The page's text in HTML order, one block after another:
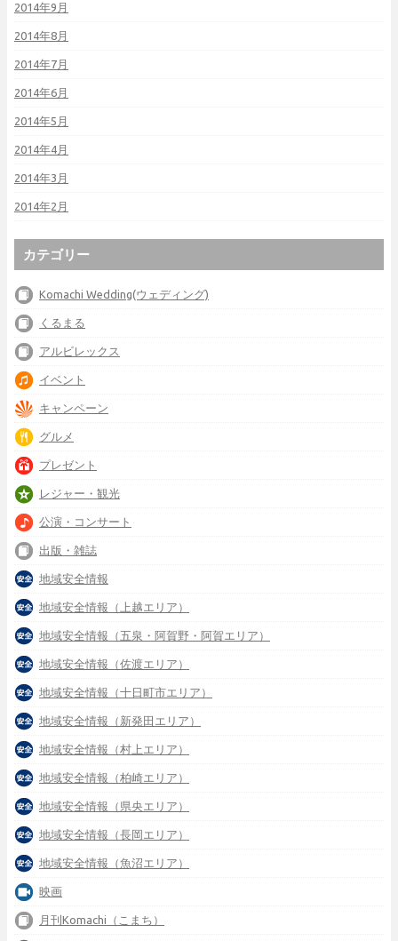
2014年9月
2014年8月
2014年7月
2014年6月
2014年5月
2014年4月
2014年3月
2014年2月
カテゴリー
Komachi Wedding(ウェディング)
くるまる
アルビレックス
イベント
キャンペーン
グルメ
プレゼント
レジャー・観光
公演・コンサート
出版・雑誌
地域安全情報
地域安全情報（上越エリア）
地域安全情報（五泉・阿賀野・阿賀エリア）
地域安全情報（佐渡エリア）
地域安全情報（十日町市エリア）
地域安全情報（新発田エリア）
地域安全情報（村上エリア）
地域安全情報（柏崎エリア）
地域安全情報（県央エリア）
地域安全情報（長岡エリア）
地域安全情報（魚沼エリア）
映画
月刊Komachi（こまち）